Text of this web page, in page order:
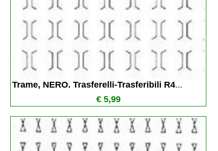
Trame, NERO. Trasferelli-Trasferibili R4...
€ 5,99